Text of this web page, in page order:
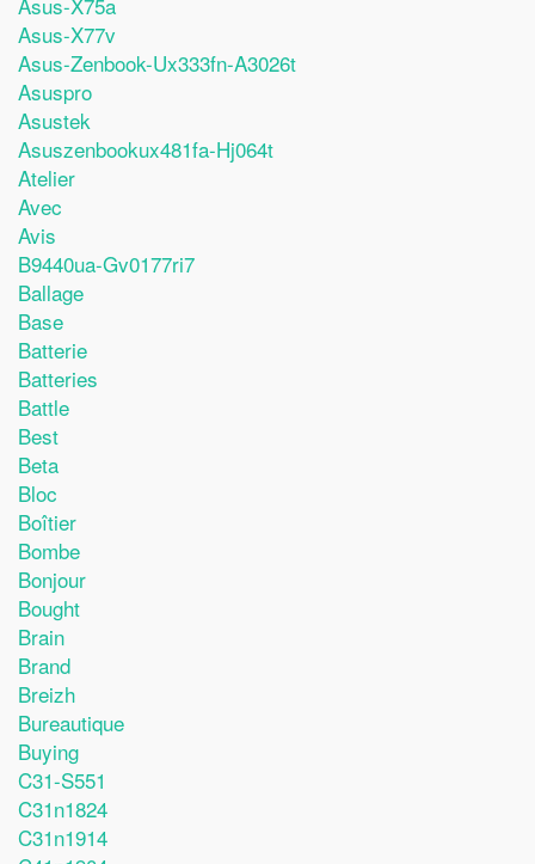
Asus-X77v
Asus-Zenbook-Ux333fn-A3026t
Asuspro
Asustek
Asuszenbookux481fa-Hj064t
Atelier
Avec
Avis
B9440ua-Gv0177ri7
Ballage
Base
Batterie
Batteries
Battle
Best
Beta
Bloc
Boîtier
Bombe
Bonjour
Bought
Brain
Brand
Breizh
Bureautique
Buying
C31-S551
C31n1824
C31n1914